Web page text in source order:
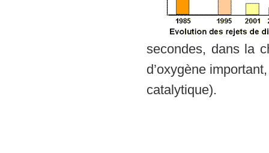
secondes, dans la
d’oxygène
catalytique).